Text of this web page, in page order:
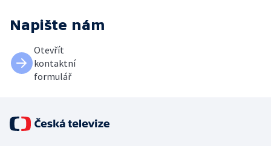
Napište nám
Otevřít
kontaktní
formulář